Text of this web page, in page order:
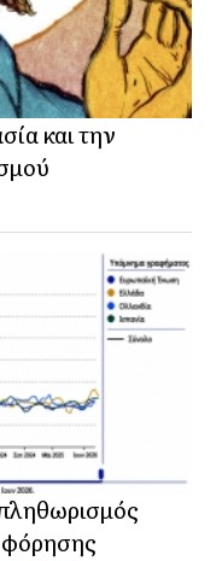
και την